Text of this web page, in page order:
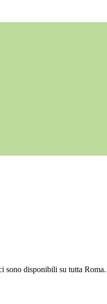
sono disponibili su tutta Roma.